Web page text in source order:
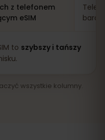
z telefonem
eSIM
to szybszy i tańszy
wszystkie kolumny.